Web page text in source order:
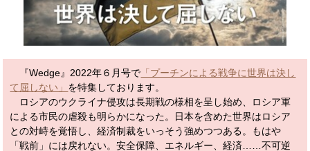
『Wedge』2022年６月号で 「プーチンによる戦争に世界は決し
て屈しない」 を特集しております。
ロシアのウクライナ侵攻は長期戦の様相を呈し始め、ロシア軍
による市民の虐殺も明らかになった。日本を含めた世界はロシア
との対峙を覚悟し、経済制裁をいっそう強めつつある。もはや
「戦前」には戻れない。安全保障、エネルギー、経済……不可逆